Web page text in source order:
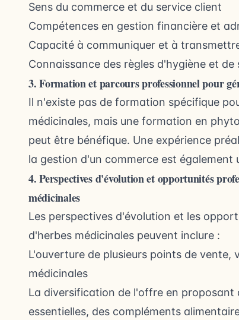
Sens du commerce et du service client
Compétences en gestion financière et
Capacité à communiquer et à
Connaissance des règles d'hygiène et
3. Formation et parcours professionnel pour
Il n'existe pas de formation spécifique
médicinales, mais une formation en
peut être bénéfique. Une expérience
la gestion d'un commerce est également
4. Perspectives d'évolution et opportunités
médicinales
Les perspectives d'évolution et les
d'herbes médicinales peuvent inclure :
L'ouverture de plusieurs points de
médicinales
La diversification de l'offre en proposant
essentielles, des compléments